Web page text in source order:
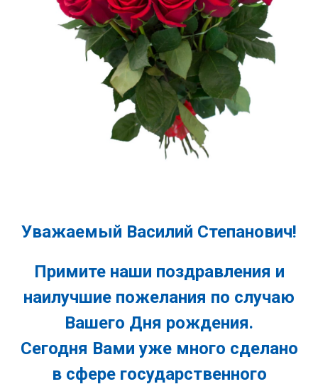
Уважаемый Василий Степанович!
Примите наши поздравления и
наилучшие пожелания по случаю
Вашего Дня рождения.
Сегодня Вами уже много сделано
в сфере государственного